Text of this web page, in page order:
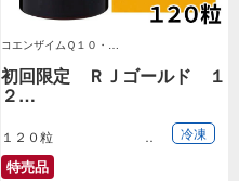
コエンザイムＱ１０・…
初回限定 ＲＪゴールド １
２…
１２０粒 冷凍
特売品